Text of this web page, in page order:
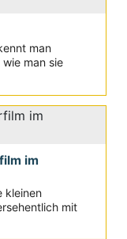
man
man sie
im
kleinen
mit